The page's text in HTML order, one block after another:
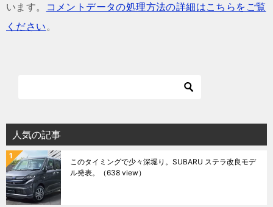
います。
コメントデータの処理方法の詳細はこちらをご覧
ください。
人気の記事
このタイミングで少々深堀り。SUBARU ステラ改良モデ
ル発表。
（638 view）